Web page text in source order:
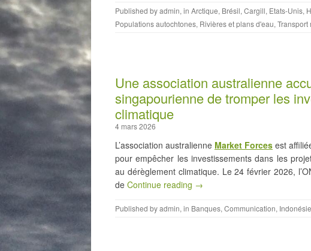
Published byadmin, in Arctique, Brésil, Cargill, Etats-Unis,
Populations autochtones, Rivières et plans d'eau, Transport
Une association australienne
singapourienne de tromper les
climatique
4 mars 2026
L’association australienne Market Forces est
pour empêcher les investissements dans les
au dérèglement climatique. Le 24 février 2026,
de Continue reading →
Published byadmin, in Banques, Communication, Indonésie